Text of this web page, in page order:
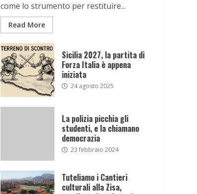
come lo strumento per restituire...
Read More
Sicilia 2027, la partita di
Forza Italia è appena
iniziata
24 agosto 2025
La polizia picchia gli
studenti, e la chiamano
democrazia
23 febbraio 2024
Tuteliamo i Cantieri
culturali alla Zisa,